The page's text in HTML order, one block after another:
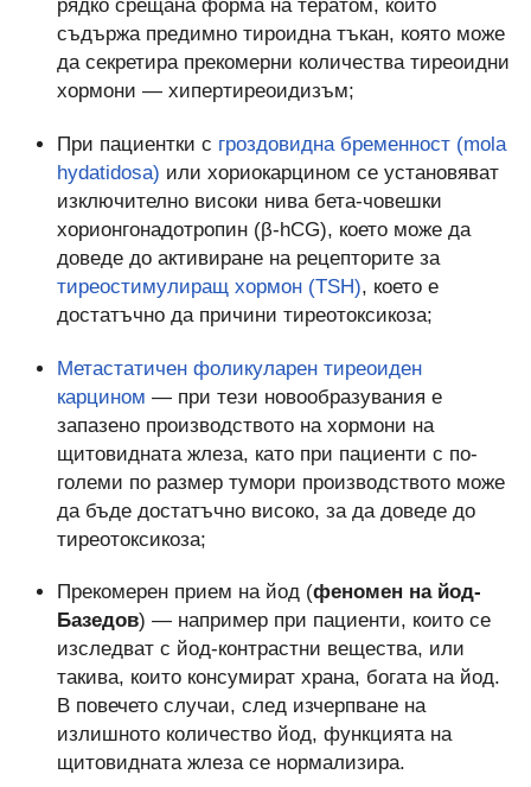
рядко срещана форма на тератом, който
съдържа предимно тироидна тъкан, която може
да секретира прекомерни количества тиреоидни
хормони — хипертиреоидизъм;
При пациентки с гроздовидна бременност (mola
hydatidosa) или хориокарцином се установяват
изключително високи нива бета-човешки
хорионгонадотропин (β-hCG), което може да
доведе до активиране на рецепторите за
тиреостимулиращ хормон (TSH), което е
достатъчно да причини тиреотоксикоза;
Метастатичен фоликуларен тиреоиден
карцином — при тези новообразувания е
запазено производството на хормони на
щитовидната жлеза, като при пациенти с по-
големи по размер тумори производството може
да бъде достатъчно високо, за да доведе до
тиреотоксикоза;
Прекомерен прием на йод (феномен на йод-
Базедов) — например при пациенти, които се
изследват с йод-контрастни вещества, или
такива, които консумират храна, богата на йод.
В повечето случаи, след изчерпване на
излишното количество йод, функцията на
щитовидната жлеза се нормализира.